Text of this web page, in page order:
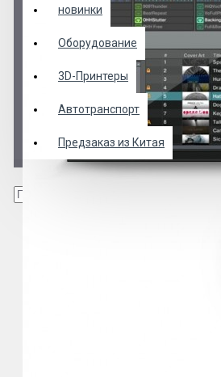
новинки
Оборудование
3D-Принтеры
Автотранспорт
Предзаказ из Китая